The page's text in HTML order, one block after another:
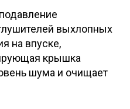
выхлопных
на впуске,
крышка
шума и очищает